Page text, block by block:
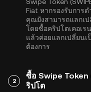
Fiat หากรองรับการ
คุณยังสามารถแลกเ
โดยซื้อคริปโตเคอเร
แล้วค่อยแลกเปลี่ยนเ
ต้องการ
2
ซื้อ Swipe Token
ริปโต